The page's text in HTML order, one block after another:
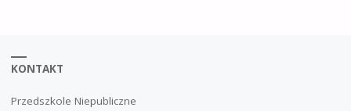
KONTAKT
Przedszkole Niepubliczne